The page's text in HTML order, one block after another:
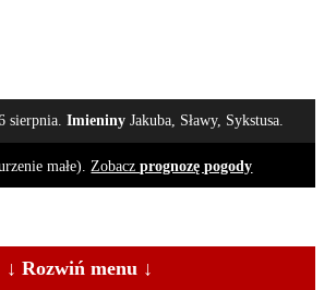
sierpnia. ImieninyJakuba, Sławy, Sykstusa.
małe).Zobaczprognozę pogody
↓ Rozwiń menu ↓